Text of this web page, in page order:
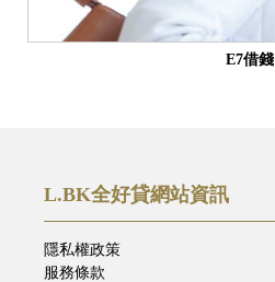
E7借錢
L.BK全好貸網站資訊
隱私權政策
服務條款